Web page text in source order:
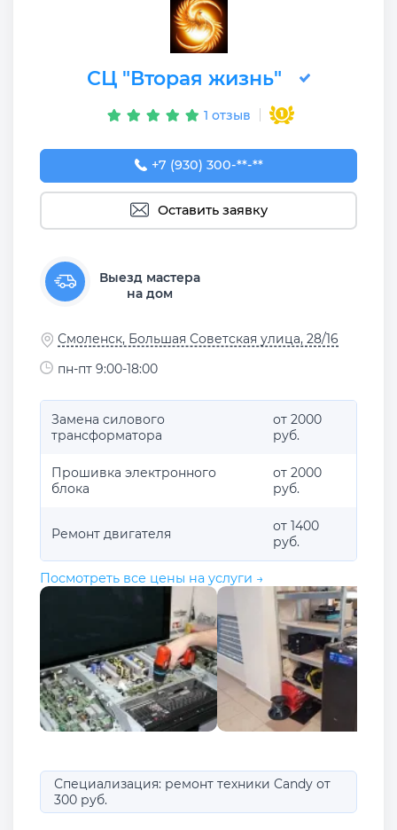
СЦ "Вторая жизнь"
1 отзыв
+7 (930) 300-50-67
+7 (930) 300-**-**
Оставить заявку
Выезд мастера
на дом
Смоленск, Большая Советская улица, 28/16
пн-пт 9:00-18:00
Замена силового
трансформатора
от 2000
руб.
Прошивка электронного
блока
от 2000
руб.
Ремонт двигателя
от 1400
руб.
Посмотреть все цены на услуги →
Специализация: ремонт техники Candy от
300 руб.